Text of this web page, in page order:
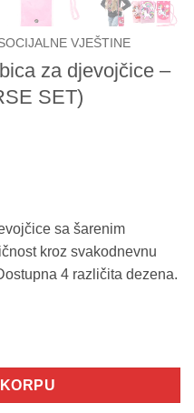
VJEŠTINE
za djevojčice –
SET)
sa šarenim
kroz svakodnevnu
4 različita dezena.
- dezen 1 (DREAM